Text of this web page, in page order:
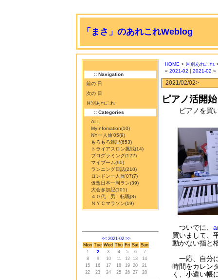
「まさ」のあれこれWeblog
:: Navigation
前の 日
次の 日
月別あれこれ
:: Categories
ALL
MyInfomation(10)
NY一人旅'05(9)
もろもろ雑記(653)
トライアスロン挑戦(14)
プログラミング(122)
マイブーム(90)
ランニング日誌(210)
ロンドン一人旅'07(7)
仮想日本一周ラン(39)
大会参加記(101)
４０代 男 転職(8)
ＮＹＣマラソン(19)
<< 2021-02 >>
Mon Tue Wed Thu Fri Sat Sun
1
2 3 4 5 6
7
8
9 10 11 12 13
14
15
16 17 18 19 20
21
22
23 24 25 26 27 28
HOME > 月別あれこれ
« 2021-02 | 2021-02 »
2021/02/02>
ピアノ活開始
ピアノを買
ついでに、
買いまして、
動かない指と
一応、自分
時間をカレン
く、小遣い帳